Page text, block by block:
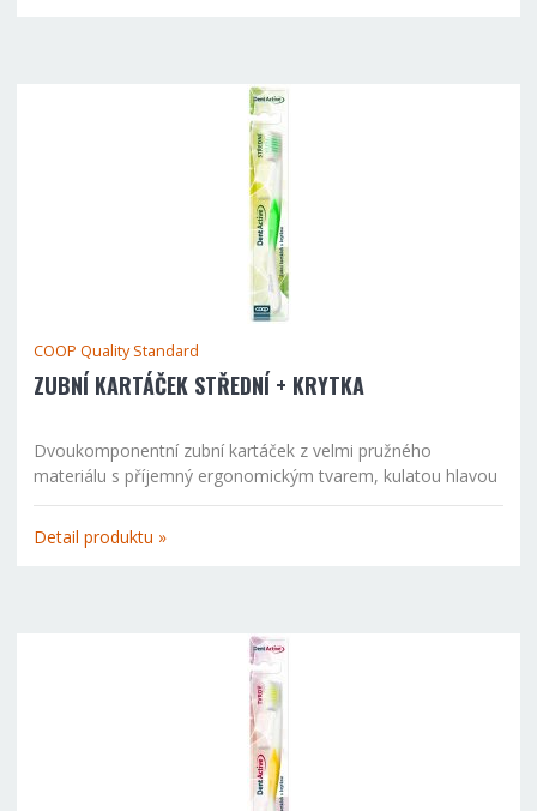
COOP Quality Standard
ZUBNÍ KARTÁČEK STŘEDNÍ + KRYTKA
Dvoukomponentní zubní kartáček z velmi pružného
materiálu s příjemný ergonomickým tvarem, kulatou hlavou
a praktickou krytkou. Antiskluzová plocha pro uchycení
kartáčku.
Detail produktu »